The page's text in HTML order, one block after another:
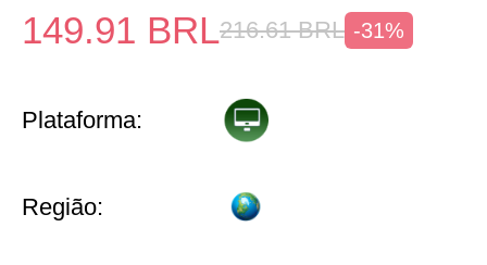
149.91 BRL216.61 BRL -31%
Plataforma:
Região: